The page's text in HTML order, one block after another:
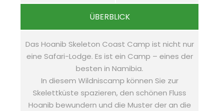
ÜBERBLICK
Das Hoanib Skeleton Coast Camp ist nicht nur
eine Safari-Lodge. Es ist ein Camp – eines der
besten in Namibia.
In diesem Wildniscamp können Sie zur
Skelettküste spazieren, den schönen Fluss
Hoanib bewundern und die Muster der an die